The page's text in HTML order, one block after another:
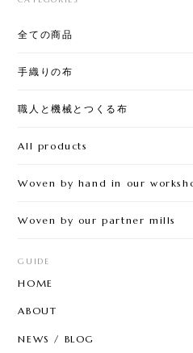
全ての商品
手織りの布
職人と機械とつくる布
All products
Woven by hand in our
Woven by our partner mills
GUIDE
HOME
ABOUT
NEWS / BLOG